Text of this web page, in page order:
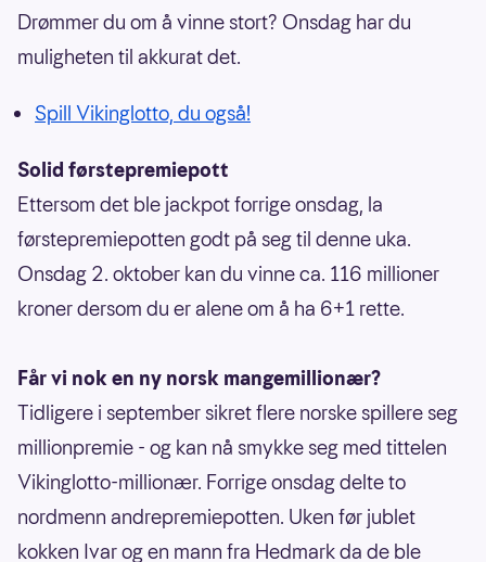
Drømmer du om å vinne stort? Onsdag har du
muligheten til akkurat det.
Spill Vikinglotto, du også!
Solid førstepremiepott
Ettersom det ble jackpot forrige onsdag, la
førstepremiepotten godt på seg til denne uka.
Onsdag 2. oktober kan du vinne ca. 116 millioner
kroner dersom du er alene om å ha 6+1 rette.
Får vi nok en ny norsk mangemillionær?
Tidligere i september sikret flere norske spillere seg
millionpremie - og kan nå smykke seg med tittelen
Vikinglotto-millionær. Forrige onsdag delte to
nordmenn andrepremiepotten. Uken før jublet
kokken Ivar og en mann fra Hedmark da de ble